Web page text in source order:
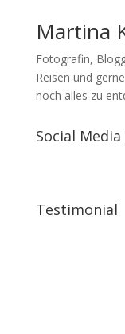
Martina
Fotografin,
Reisen und
noch alles zu
Social Media
Testimonial